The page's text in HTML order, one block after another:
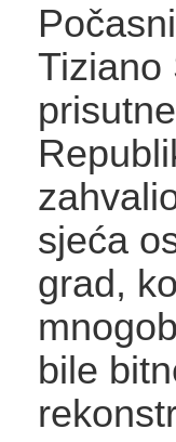
Tiziano
sjeća
grad,
bile